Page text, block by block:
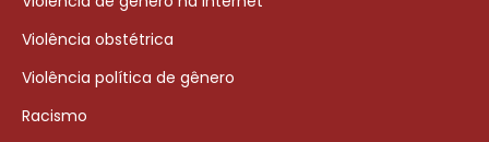
Violência obstétrica
Violência política de gênero
Racismo